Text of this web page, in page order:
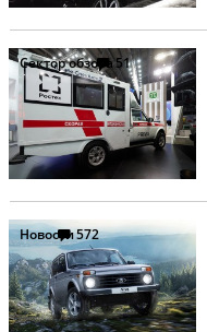
Сектор обзора51
Новости572